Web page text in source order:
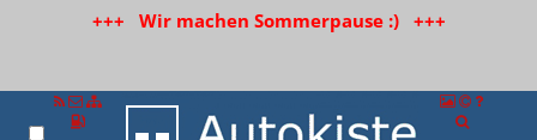
+++ Wir machen Sommerpause :) +++